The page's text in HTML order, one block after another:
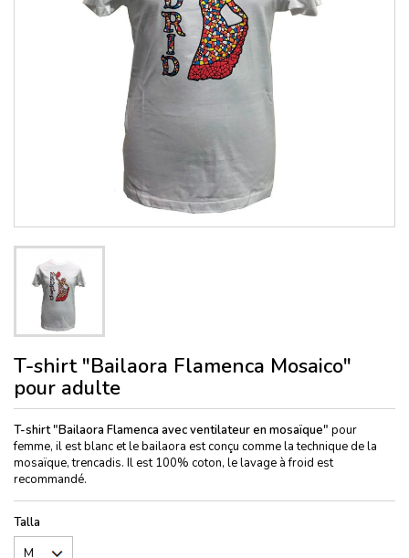
T-shirt "Bailaora Flamenca Mosaico"
pour adulte
T-shirt "Bailaora Flamenca avec ventilateur en mosaïque" pour
femme, il est blanc et le bailaora est conçu comme la technique de la
mosaïque, trencadis. Il est 100% coton, le lavage à froid est
recommandé.
Talla